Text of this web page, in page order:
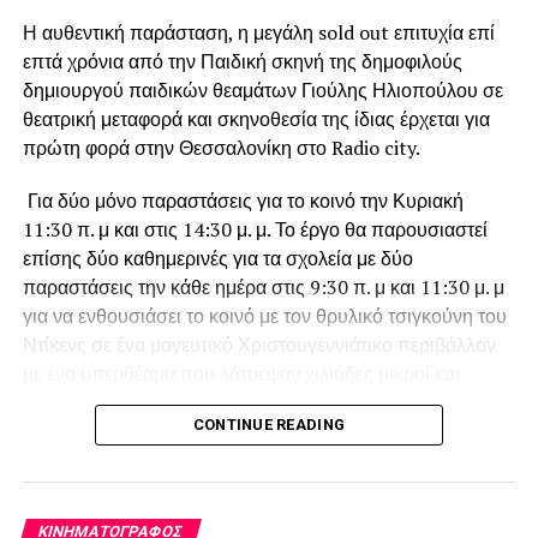
αμφιθέατρο Ν. Πολίτης του Πανεπιστημίου
Πελοποννήσου(1-3 Δεκεμβρίου) και στο αμφιθέατρο Θ.
Αγγελόπουλος στο Εργατικό Κέντρο (4-5 Δεκεμβρίου). Οι
ταινίες απευθύνονται στο ευρύ κοινό, ενώ για τα σχολεία
έχουν προγραμματισθεί ειδικές πρωινές προβολές.
Το 5οΔιεθνές
Φεστιβάλ Ντοκιμαντέρ Πελοποννήσου
διεξάγεται από τις 18-27 Ιανουαρίου2019 στην
Καλαμάτα.
Περισσότερες πληροφορίες
Η αυθεντική παράσταση, η μεγάλη sold out επιτυχία επί
επτά χρόνια από την Παιδική σκηνή της δημοφιλούς
δημιουργού παιδικών θεαμάτων Γιούλης Ηλιοπούλου σε
θεατρική μεταφορά και σκηνοθεσία της ίδιας έρχεται για
πρώτη φορά στην Θεσσαλονίκη στο Radio city.
Για δύο μόνο παραστάσεις για το κοινό την Κυριακή
11:30 π. μ και στις 14:30 μ. μ. Το έργο θα παρουσιαστεί
επίσης δύο καθημερινές για τα σχολεία με δύο
παραστάσεις την κάθε ημέρα στις 9:30 π. μ και 11:30 μ. μ
για να ενθουσιάσει το κοινό με τον θρυλικό τσιγκούνη του
Ντίκενς σε ένα μαγευτικό Χριστουγεννιάτικο περιβάλλον
μεγάλοι θεατές.
CONTINUE READING
ΚΙΝΗΜΑΤΟΓΡΆΦΟΣ